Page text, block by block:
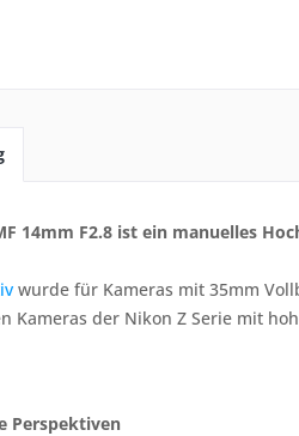
14mm F2.8 ist ein manuelles
wurde für Kameras mit 35mm
Kameras der Nikon Z Serie mit
Perspektiven